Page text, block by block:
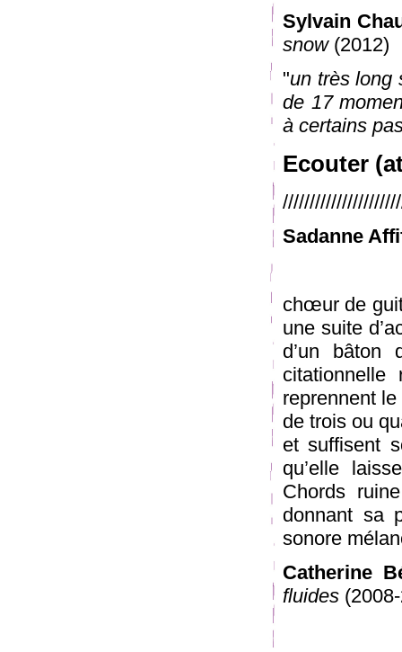
Sylvain
snow(2012)
"un très long
de 17
à certains
Ecouter
Sadanne
chœur de
une suite
d’un bâton
reprennent
de trois ou
et suffisent
qu’elle
Chords
donnant sa
sonore
Catherine
fluides